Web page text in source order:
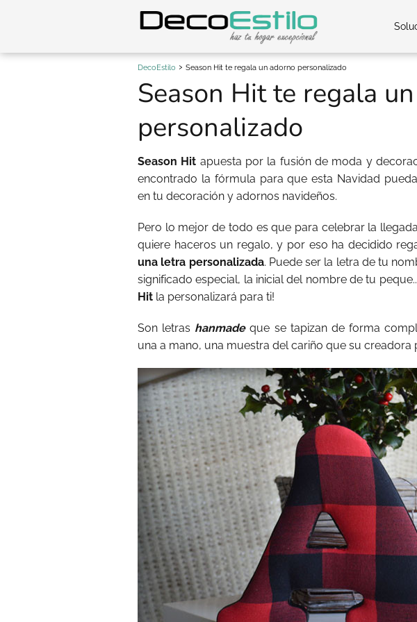
DecoEstilo Season Hit te regala un adorno personalizado
Season Hit te regala
personalizado
Season Hit apuesta por la fusión de moda y
encontrado la fórmula para que esta Navidad
en tu decoración y adornos navideños.
Pero lo mejor de todo es que para celebrar la
quiere haceros un regalo, y por eso ha decidido
una letra personalizada. Puede ser la letra de tu
significado especial, la inicial del nombre de tu
Hit la personalizará para ti!
Son letras hanmadeque se tapizan de forma
una a mano, una muestra del cariño que su creadora